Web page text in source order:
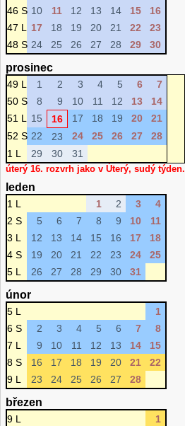
46 S 10 11 12 13 14 15
16
47 L
17 18 19 20 21 22
23
48 S 24 25 26 27 28 29 30
prosinec
49 L 1 2 3 4 5 6
7
50 S
8 9 10 11 12 13
14
51 L
15 16 17 18 19 20
21
52 S 22 23 24 25 26 27
28
1 L
29 30 31
úterý 16. rozvrh jako v Úterý, sudý týden.
leden
1 L 1 2 3
4
2 S
5 6 7 8 9 10
11
3 L
12 13 14 15 16 17
18
4 S
19 20 21 22 23 24
25
5 L
26 27 28 29 30 31
únor
5 L
1
6 S
2 3 4 5 6 7
8
7 L
9 10 11 12 13 14
15
8 S
16 17 18 19 20 21
22
9 L
23 24 25 26 27 28
březen
9 L
1